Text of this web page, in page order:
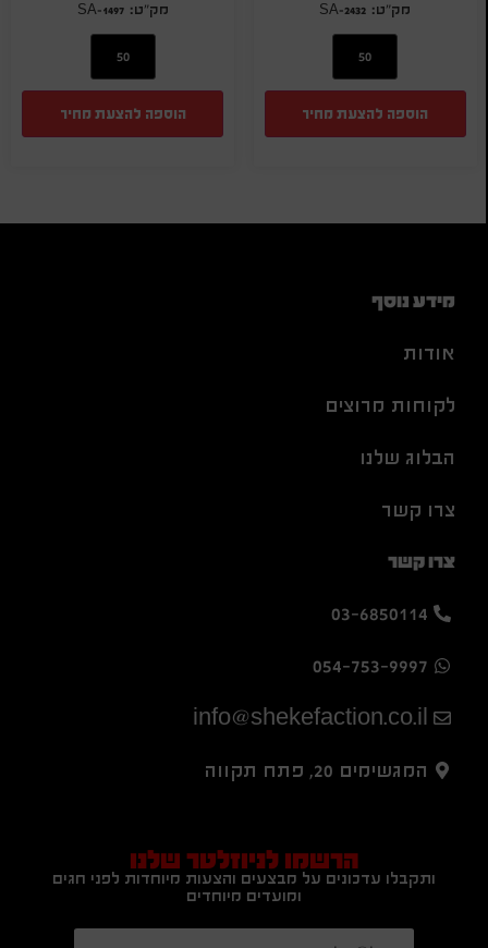
SA-2432
הוספה להצעת מחיר
SA-1497
הוספה להצעת מחיר
מידע נוסף
אודות
לקוחות מרוצים
הבלוג שלנו
צרו קשר
צרו קשר
03-6850114
054-753-9997
info@shekefaction.co.il
המגשימים 20, פתח תקווה
הרשמו לניוזלטר שלנו
ותקבלו עדכונים על מבצעים והצעות מיוחדות לפני חגים
ומועדים מיוחדים